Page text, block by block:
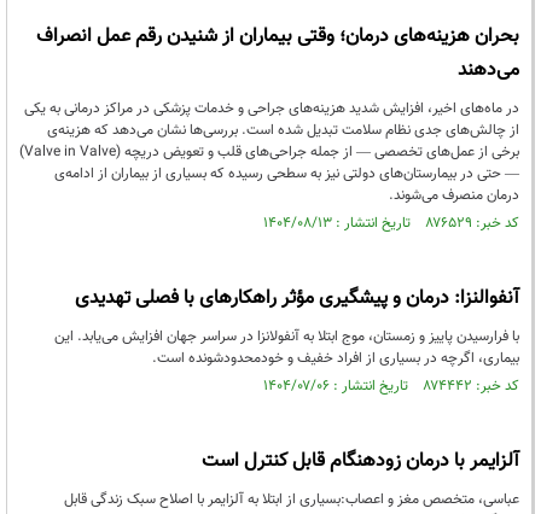
بحران هزینه‌های درمان؛ وقتی بیماران از شنیدن رقم عمل انصراف
می‌دهند
در ماه‌های اخیر، افزایش شدید هزینه‌های جراحی و خدمات پزشکی در مراکز درمانی به یکی
از چالش‌های جدی نظام سلامت تبدیل شده است. بررسی‌ها نشان می‌دهد که هزینه‌ی
برخی از عمل‌های تخصصی — از جمله جراحی‌های قلب و تعویض دریچه (Valve in Valve)
— حتی در بیمارستان‌های دولتی نیز به سطحی رسیده که بسیاری از بیماران از ادامه‌ی
درمان منصرف می‌شوند.
کد خبر: ۸۷۶۵۲۹ تاریخ انتشار : ۱۴۰۴/۰۸/۱۳
آنفوالنزا: درمان و پیشگیری مؤثر راهکارهای با فصلی تهدیدی
با فرارسیدن پاییز و زمستان، موج ابتلا به آنفولانزا در سراسر جهان افزایش می‌یابد. این
بیماری، اگرچه در بسیاری از افراد خفیف و خودمحدودشونده است.
کد خبر: ۸۷۴۴۴۲ تاریخ انتشار : ۱۴۰۴/۰۷/۰۶
آلزایمر با درمان زودهنگام قابل کنترل است
عباسی، متخصص مغز و اعصاب:بسیاری از ابتلا به آلزایمر با اصلاح سبک زندگی قابل